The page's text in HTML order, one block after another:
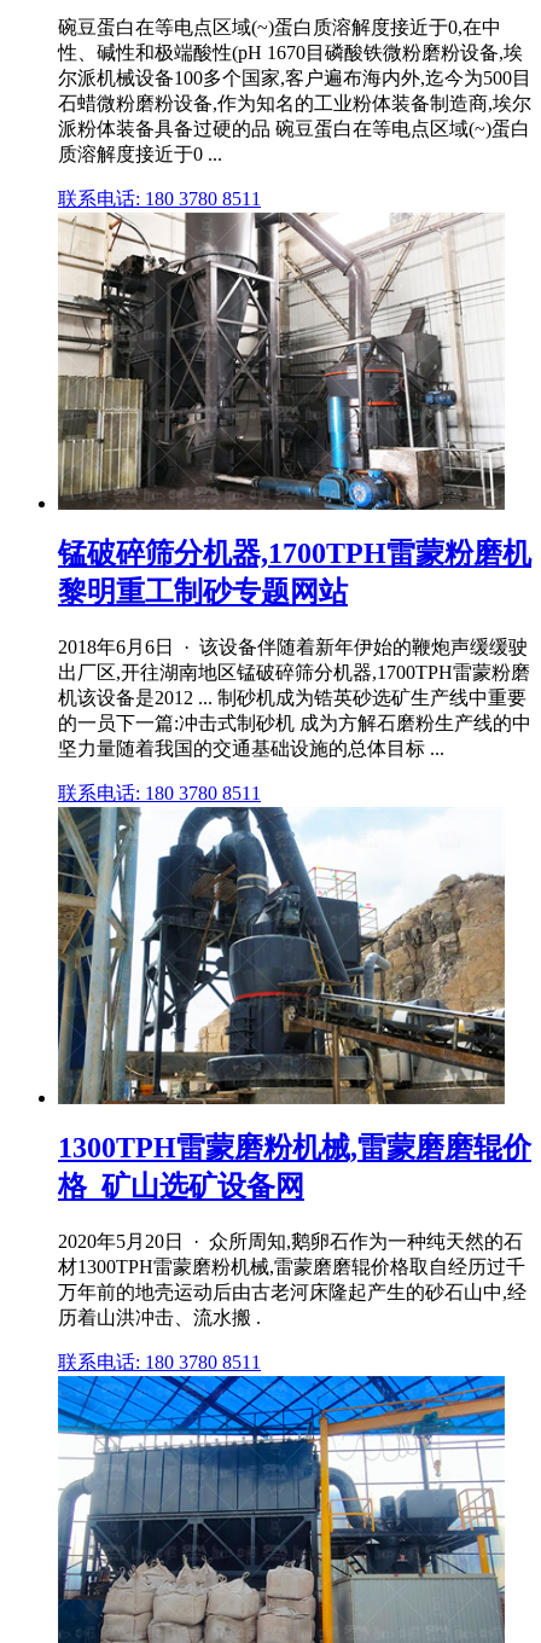
碗豆蛋白在等电点区域(~)蛋白质溶解度接近于0,在中
性、碱性和极端酸性(pH 1670目磷酸铁微粉磨粉设备,埃
尔派机械设备100多个国家,客户遍布海内外,迄今为500目
石蜡微粉磨粉设备,作为知名的工业粉体装备制造商,埃尔
派粉体装备具备过硬的品 碗豆蛋白在等电点区域(~)蛋白
质溶解度接近于0 ...
联系电话: 180 3780 8511
锰破碎筛分机器,1700TPH雷蒙粉磨机
黎明重工制砂专题网站
2018年6月6日 · 该设备伴随着新年伊始的鞭炮声缓缓驶
出厂区,开往湖南地区锰破碎筛分机器,1700TPH雷蒙粉磨
机该设备是2012 ... 制砂机成为锆英砂选矿生产线中重要
的一员下一篇:冲击式制砂机 成为方解石磨粉生产线的中
坚力量随着我国的交通基础设施的总体目标 ...
联系电话: 180 3780 8511
1300TPH雷蒙磨粉机械,雷蒙磨磨辊价
格_矿山选矿设备网
2020年5月20日 · 众所周知,鹅卵石作为一种纯天然的石
材1300TPH雷蒙磨粉机械,雷蒙磨磨辊价格取自经历过千
万年前的地壳运动后由古老河床隆起产生的砂石山中,经
历着山洪冲击、流水搬 .
联系电话: 180 3780 8511